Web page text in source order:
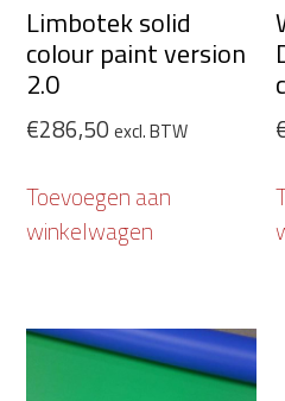
Limbotek solid
colour paint version
2.0
€286,50 excl. BTW
Toevoegen aan
winkelwagen